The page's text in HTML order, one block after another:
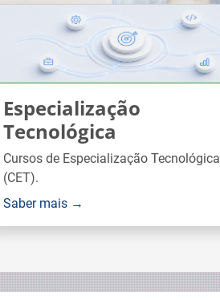
Especialização
Tecnológica
Cursos de Especialização Tecnológica
(CET).
Saber mais →